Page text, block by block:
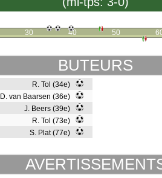
30 40 50
BUTEURS
R. Tol (34e)
D. van Baarsen (36e)
J. Beers (39e)
R. Tol (73e)
S. Plat (77e)